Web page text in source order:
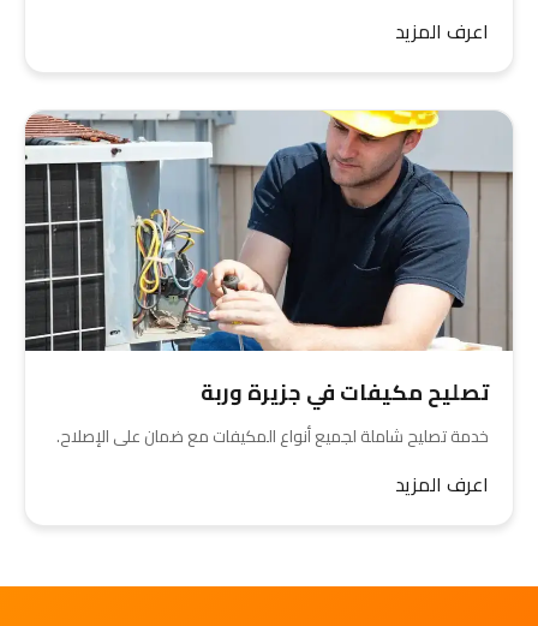
اعرف المزيد
تصليح مكيفات في جزيرة وربة
خدمة تصليح شاملة لجميع أنواع المكيفات مع ضمان على الإصلاح.
اعرف المزيد